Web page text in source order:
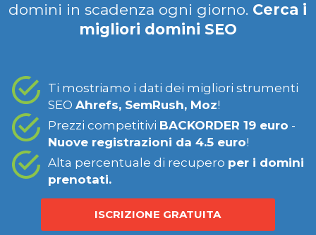
domini in scadenza ogni giorno. Cerca i
migliori domini SEO
Ti mostriamo i dati dei migliori strumenti
SEO Ahrefs, SemRush, Moz!
Prezzi competitivi BACKORDER 19 euro -
Nuove registrazioni da 4.5 euro!
Alta percentuale di recupero per i domini
prenotati.
ISCRIZIONE GRATUITA